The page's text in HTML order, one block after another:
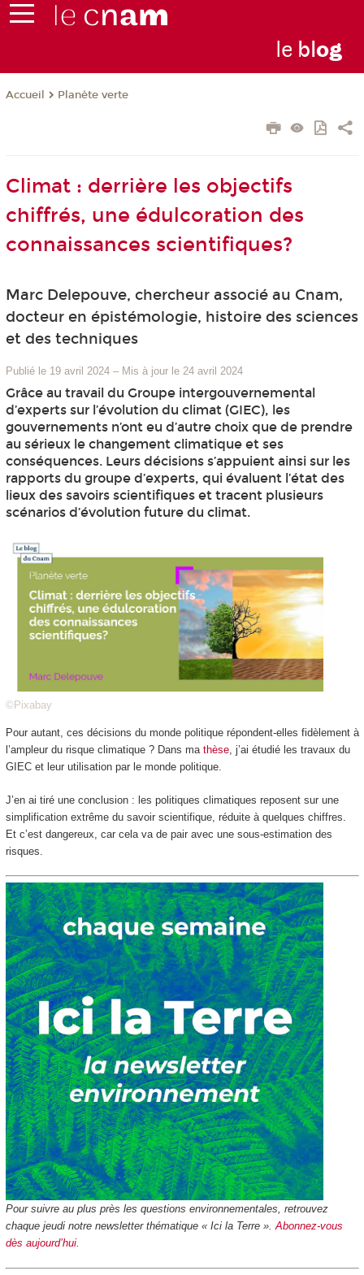
le blog
Accueil Planète verte
Climat : derrière les objectifs
chiffrés, une édulcoration des
connaissances scientifiques?
Marc Delepouve, chercheur associé au Cnam,
docteur en épistémologie, histoire des sciences
et des techniques
Publié le 19 avril 2024 – Mis à jour le 24 avril 2024
Grâce au travail du Groupe intergouvernemental
d’experts sur l’évolution du climat (GIEC), les
gouvernements n’ont eu d’autre choix que de prendre
au sérieux le changement climatique et ses
conséquences. Leurs décisions s’appuient ainsi sur les
rapports du groupe d’experts, qui évaluent l’état des
lieux des savoirs scientifiques et tracent plusieurs
scénarios d’évolution future du climat.
©Pixabay
Pour autant, ces décisions du monde politique répondent-elles fidèlement à
l’ampleur du risque climatique ? Dans ma thèse, j’ai étudié les travaux du
GIEC et leur utilisation par le monde politique.
J’en ai tiré une conclusion : les politiques climatiques reposent sur une
simplification extrême du savoir scientifique, réduite à quelques chiffres.
Et c’est dangereux, car cela va de pair avec une sous-estimation des
risques.
Pour suivre au plus près les questions environnementales, retrouvez
chaque jeudi notre newsletter thématique « Ici la Terre ».Abonnez-vous
dès aujourd’hui.